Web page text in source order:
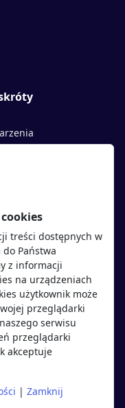
cookies
prywatności
pracodawcy
ogłoszenie
treści dostępnych w
Państwa
z informacji
na urządzeniach
użytkownik może
przeglądarki
serwisu
przeglądarki
akceptuje
| Zamknij